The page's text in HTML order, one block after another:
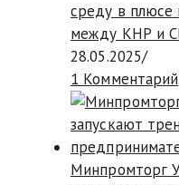
среду в плюсе
между КНР и
28.05.2025/
1 Комментарий
Минпромторг